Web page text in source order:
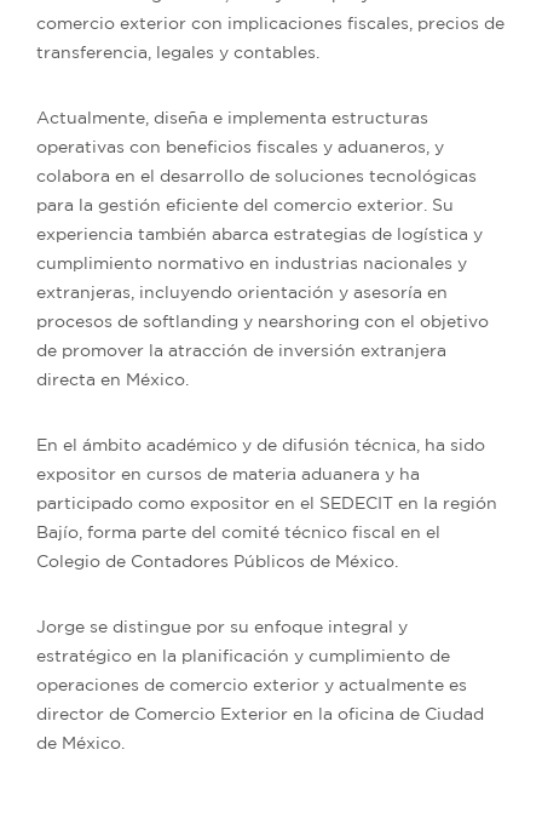
comercio exterior con implicaciones fiscales, precios de
transferencia, legales y contables.
Actualmente, diseña e implementa estructuras
operativas con beneficios fiscales y aduaneros, y
colabora en el desarrollo de soluciones tecnológicas
para la gestión eficiente del comercio exterior. Su
experiencia también abarca estrategias de logística y
cumplimiento normativo en industrias nacionales y
extranjeras, incluyendo orientación y asesoría en
procesos de softlanding y nearshoring con el objetivo
de promover la atracción de inversión extranjera
directa en México.
En el ámbito académico y de difusión técnica, ha sido
expositor en cursos de materia aduanera y ha
participado como expositor en el SEDECIT en la región
Bajío, forma parte del comité técnico fiscal en el
Colegio de Contadores Públicos de México.
Jorge se distingue por su enfoque integral y
estratégico en la planificación y cumplimiento de
operaciones de comercio exterior y actualmente es
director de Comercio Exterior en la oficina de Ciudad
de México.